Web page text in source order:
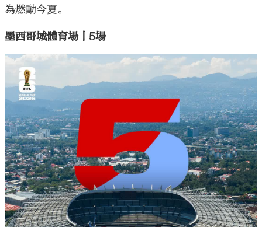
為燃動今夏。
墨西哥城體育場丨5場